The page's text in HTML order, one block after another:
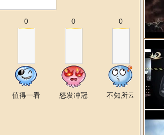
0
值得一看
0
怒发冲冠
0
不知所云
《武
CG
解